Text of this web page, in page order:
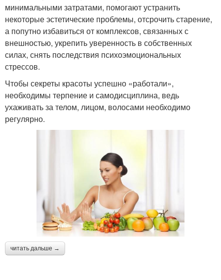
минимальными затратами, помогают устранить
некоторые эстетические проблемы, отсрочить старение,
а попутно избавиться от комплексов, связанных с
внешностью, укрепить уверенность в собственных
силах, снять последствия психоэмоциональных
стрессов.
Чтобы секреты красоты успешно «работали»,
необходимы терпение и самодисциплина, ведь
ухаживать за телом, лицом, волосами необходимо
регулярно.
читать дальше →